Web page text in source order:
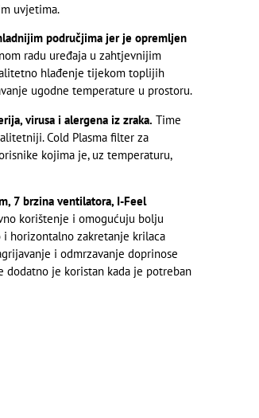
uvjetima.
područjima jer je opremljen
radu uređaja u zahtjevnijim
hlađenje tijekom toplijih
ugodne temperature u prostoru.
virusa i alergena iz zraka. Time
Cold Plasma filter za
kojima je, uz temperaturu,
7 brzina ventilatora, I-Feel
korištenje i omogućuju bolju
i horizontalno zakretanje krilaca
i odmrzavanje doprinose
je koristan kada je potreban